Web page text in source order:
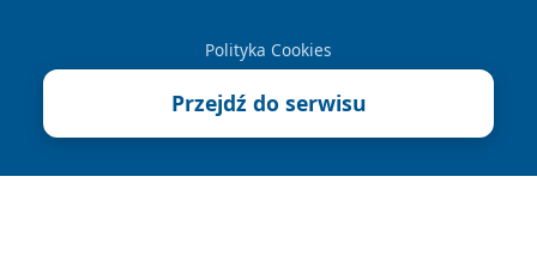
Polityka Cookies
Przejdź do serwisu